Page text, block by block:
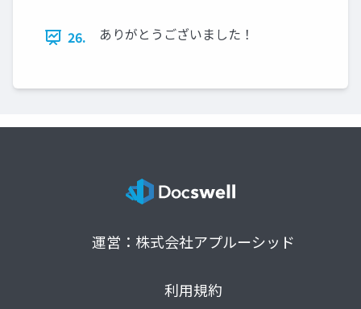
26. ありがとうございました！
運営：株式会社アプルーシッド
利用規約